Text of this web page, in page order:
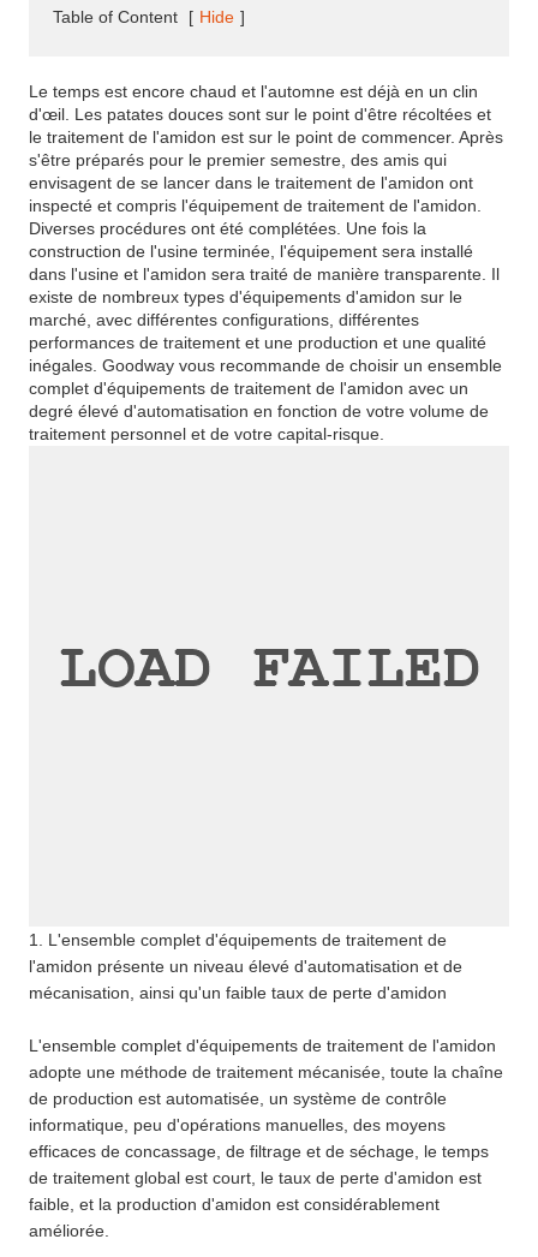
Table of Content [ Hide ]
Le temps est encore chaud et l'automne est déjà en un clin
d'œil. Les patates douces sont sur le point d'être récoltées et
le traitement de l'amidon est sur le point de commencer. Après
s'être préparés pour le premier semestre, des amis qui
envisagent de se lancer dans le traitement de l'amidon ont
inspecté et compris l'équipement de traitement de l'amidon.
Diverses procédures ont été complétées. Une fois la
construction de l'usine terminée, l'équipement sera installé
dans l'usine et l'amidon sera traité de manière transparente. Il
existe de nombreux types d'équipements d'amidon sur le
marché, avec différentes configurations, différentes
performances de traitement et une production et une qualité
inégales. Goodway vous recommande de choisir un ensemble
complet d'équipements de traitement de l'amidon avec un
degré élevé d'automatisation en fonction de votre volume de
traitement personnel et de votre capital-risque.
1. L'ensemble complet d'équipements de traitement de
l'amidon présente un niveau élevé d'automatisation et de
mécanisation, ainsi qu'un faible taux de perte d'amidon
L'ensemble complet d'équipements de traitement de l'amidon
adopte une méthode de traitement mécanisée, toute la chaîne
de production est automatisée, un système de contrôle
informatique, peu d'opérations manuelles, des moyens
efficaces de concassage, de filtrage et de séchage, le temps
de traitement global est court, le taux de perte d'amidon est
faible, et la production d'amidon est considérablement
améliorée.